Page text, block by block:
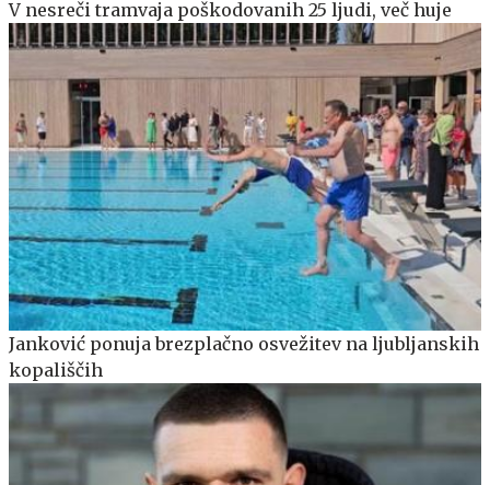
V nesreči tramvaja poškodovanih 25 ljudi, več huje
Janković ponuja brezplačno osvežitev na ljubljanskih
kopališčih